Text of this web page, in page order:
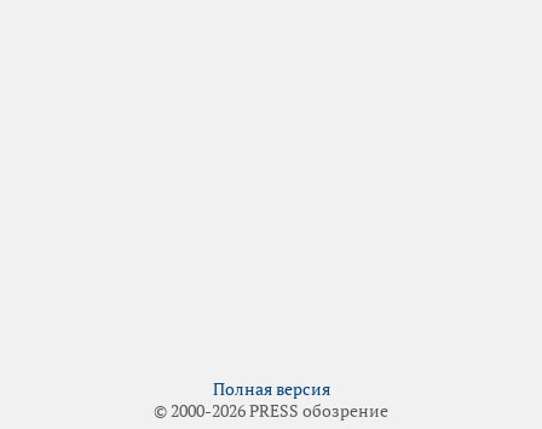
Полная версия
© 2000-2026 PRESS обозрение